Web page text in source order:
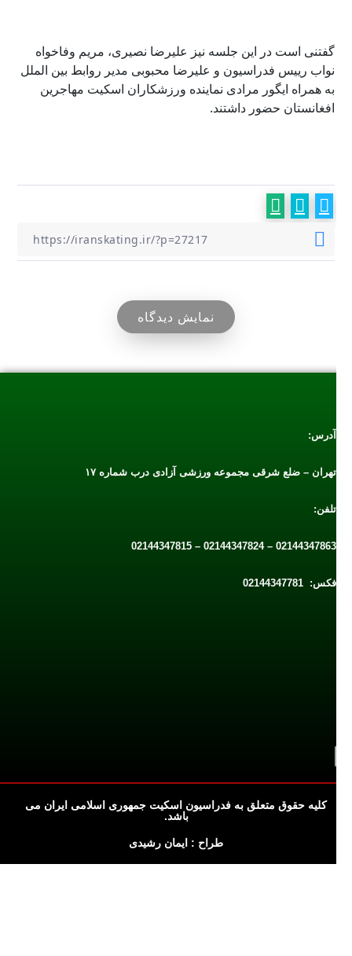
گفتنی است در این جلسه نیز علیرضا نصیری، مریم وفاخواه
نواب رییس فدراسیون و علیرضا محبوبی مدیر روابط بین الملل
به همراه ایگور مرادی نماینده ورزشکاران اسکیت مهاجرین
افغانستان حضور داشتند.
نمایش دیدگاه
آدرس:
تهران – ضلع شرقی مجموعه ورزشی آزادی درب شماره ۱۷
تلفن:
02144347863 – 02144347824 – 02144347815
فکس: 02144347781
کلیه حقوق متعلق به فدراسیون اسکیت جمهوری اسلامی ایران می
باشد.
طراح : ایمان رشیدی